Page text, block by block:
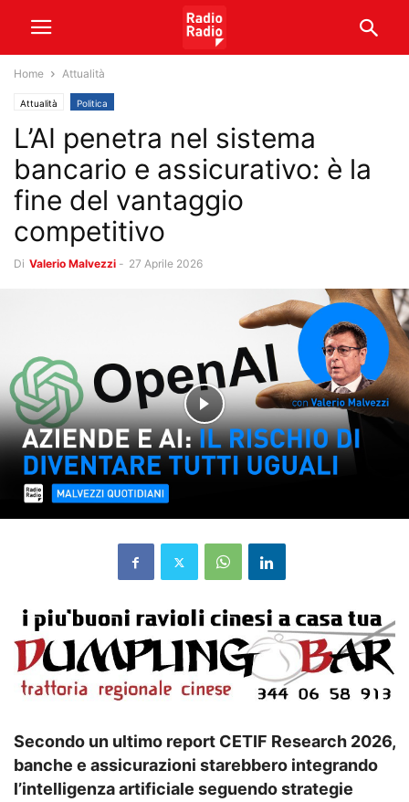
Home Attualità
Attualità Politica
L’AI penetra nel sistema
bancario e assicurativo: è la
fine del vantaggio
competitivo
Di Valerio Malvezzi - 27 Aprile 2026
Secondo un ultimo report CETIF Research 2026,
banche e assicurazioni starebbero integrando
l’intelligenza artificiale seguendo strategie